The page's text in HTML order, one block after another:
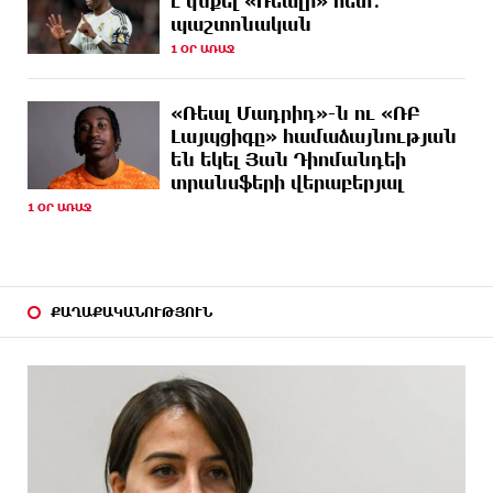
Starlink-ը Ռուսաստանի դեմ հարվшծները
կառավարելու համար
14 ԺԱՄ
Երևանում և մարզերում էլեկտրաէներգիայի
Ստեփանավանում ռուս կին է փորձել ինքնասպան
լինել
14 ԺԱՄ
ԵԱՏՄ֊ն չի ուզում, որ իր միջոցներով զարգանա
ԱՌԱՋ
Թրամփի 400 միլիոն դոլար արժողությամբ
Սպիտակ տան պարահանդեսային դահլիճի
Կաթողիկոսի նկատմամբ իրականացվող
բռնադատավարությունը միահեծան իշխանության
հետևանք է. Հանրային Դաշինք
պաշտոնական
1 ՕՐ ԱՌԱՋ
«Ռեալ Մադրիդ»-ն ու «ՌԲ
Լայպցիգը» համաձայնության
են եկել Յան Դիոմանդեի
տրանսֆերի վերաբերյալ
1 ՕՐ ԱՌԱՋ
ՔԱՂԱՔԱԿԱՆՈՒԹՅՈՒՆ